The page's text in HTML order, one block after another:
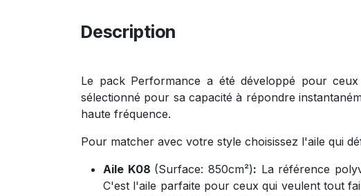
Description
Le pack Performance a été développé pour
sélectionné pour sa capacité à répondre
haute fréquence.
Pour matcher avec votre style choisissez l'aile qui
Aile K08 (Surface: 850cm²): La référence
C'est l'aile parfaite pour ceux qui veulent tout